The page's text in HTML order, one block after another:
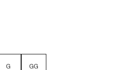
G GG